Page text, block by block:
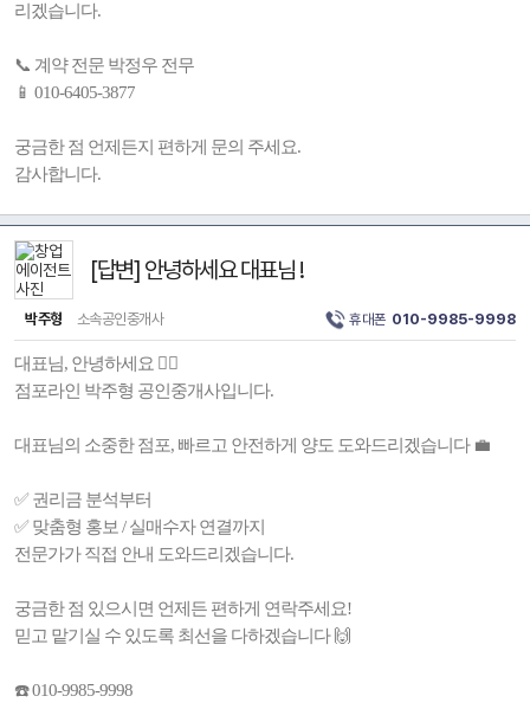
리겠습니다.
📞 계약 전문 박정우 전무
📱 010-6405-3877
궁금한 점 언제든지 편하게 문의 주세요.
감사합니다.
[답변] 안녕하세요 대표님 !
박주형 소속공인중개사 휴대폰 010-9985-9998
대표님, 안녕하세요 🙋‍♂️
점포라인 박주형 공인중개사입니다.
대표님의 소중한 점포, 빠르고 안전하게 양도 도와드리겠습니다 💼
✅ 권리금 분석부터
✅ 맞춤형 홍보 / 실매수자 연결까지
전문가가 직접 안내 도와드리겠습니다.
궁금한 점 있으시면 언제든 편하게 연락주세요!
믿고 맡기실 수 있도록 최선을 다하겠습니다 🙌
☎️ 010-9985-9998